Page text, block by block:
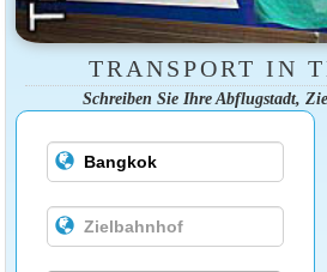
TRANSPORT IN
Schreiben Sie Ihre Abflugstadt,